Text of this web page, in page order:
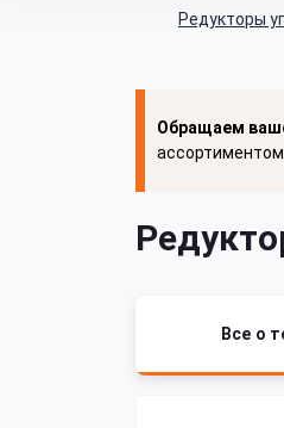
Редукторы
Обращаем
Все о